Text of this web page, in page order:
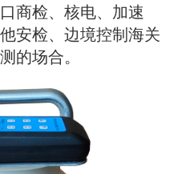
体作为探测器
该仪器使用方
存储的数据读
工、水泥、煤